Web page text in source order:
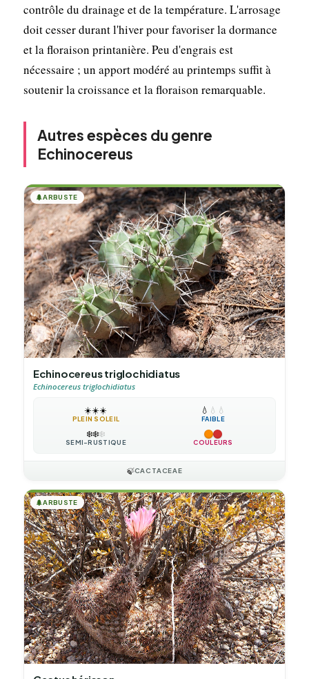
contrôle du drainage et de la température. L'arrosage
doit cesser durant l'hiver pour favoriser la dormance
et la floraison printanière. Peu d'engrais est
nécessaire ; un apport modéré au printemps suffit à
soutenir la croissance et la floraison remarquable.
Autres espèces du genre
Echinocereus
🌲ARBUSTE
Echinocereus triglochidiatus
Echinocereus triglochidiatus
☀️☀️☀️
PLEIN SOLEIL
💧 💧 💧
FAIBLE
❄️❄️❄️
SEMI-RUSTIQUE COULEURS
🍃CACTACEAE
🌲ARBUSTE